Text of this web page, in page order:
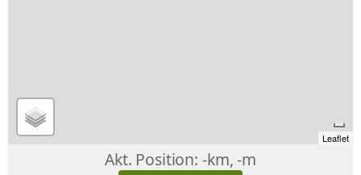
Leaflet
Akt. Position: -km, -m